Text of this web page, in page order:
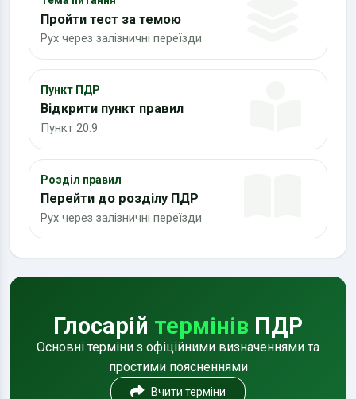
Пройти тест за темою
Рух через залізничні переїзди
Пункт ПДР
Відкрити пункт правил
Пункт 20.9
Розділ правил
Перейти до розділу ПДР
Рух через залізничні переїзди
Глосарій термінів ПДР
Основні терміни з офіційними визначеннями та
простими поясненнями
Вчити терміни